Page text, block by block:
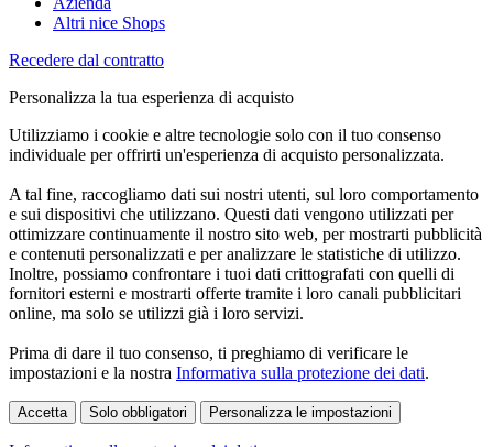
Altri nice Shops
Recedere dal contratto
Personalizza la tua esperienza di acquisto
Utilizziamo i cookie e altre tecnologie solo con il tuo consenso
individuale per offrirti un'esperienza di acquisto personalizzata.
A tal fine, raccogliamo dati sui nostri utenti, sul loro comportamento
e sui dispositivi che utilizzano. Questi dati vengono utilizzati per
ottimizzare continuamente il nostro sito web, per mostrarti pubblicità
e contenuti personalizzati e per analizzare le statistiche di utilizzo.
Inoltre, possiamo confrontare i tuoi dati crittografati con quelli di
fornitori esterni e mostrarti offerte tramite i loro canali pubblicitari
online, ma solo se utilizzi già i loro servizi.
Prima di dare il tuo consenso, ti preghiamo di verificare le
impostazioni e la nostra Informativa sulla protezione dei dati.
Accetta Solo obbligatori Personalizza le impostazioni